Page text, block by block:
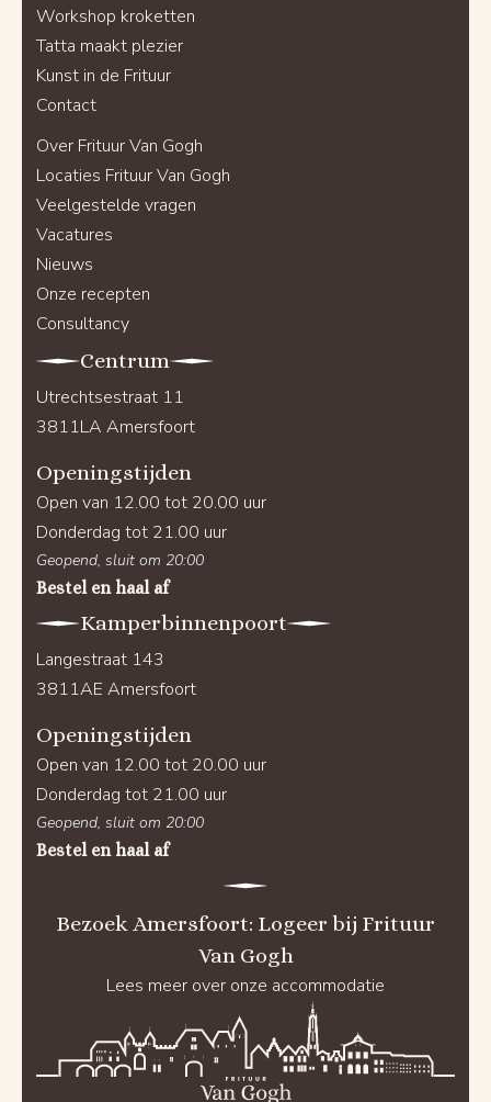
Workshop kroketten
Tatta maakt plezier
Kunst in de Frituur
Contact
Over Frituur Van Gogh
Locaties Frituur Van Gogh
Veelgestelde vragen
Vacatures
Nieuws
Onze recepten
Consultancy
Centrum
Utrechtsestraat 11
3811LA Amersfoort
Openingstijden
Open van 12.00 tot 20.00 uur
Donderdag tot 21.00 uur
Geopend, sluit om 20:00
Bestel en haal af
Kamperbinnenpoort
Langestraat 143
3811AE Amersfoort
Openingstijden
Open van 12.00 tot 20.00 uur
Donderdag tot 21.00 uur
Geopend, sluit om 20:00
Bestel en haal af
Bezoek Amersfoort: Logeer bij Frituur
Van Gogh
Lees meer over onze accommodatie